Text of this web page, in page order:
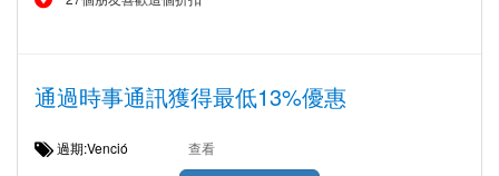
通過時事通訊獲得最低13%優惠
過期:Venció 查看